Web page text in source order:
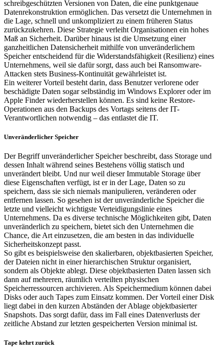
schreibgeschützten Versionen von Daten, die eine punktgenaue
Datenrekonstruktion ermöglichen. Das versetzt die Unternehmen in
die Lage, schnell und unkompliziert zu einem früheren Status
zurückzukehren. Diese Strategie verleiht Organisationen ein hohes
Maß an Sicherheit. Darüber hinaus ist die Umsetzung einer
ganzheitlichen Datensicherheit mithilfe von unveränderlichem
Speicher entscheidend für die Widerstandsfähigkeit (Resilienz) eines
Unternehmens, weil sie dafür sorgt, dass auch bei Ransomware-
Attacken stets Business-Kontinuität gewährleistet ist.
Ein weiterer Vorteil besteht darin, dass Benutzer verlorene oder
beschädigte Daten sogar selbständig im Windows Explorer oder im
Apple Finder wiederherstellen können. Es sind keine Restore-
Operationen aus den Backups des Vortags seitens der IT-
Verantwortlichen notwendig – das entlastet die IT.
Unveränderlicher Speicher
Der Begriff unveränderlicher Speicher beschreibt, dass Storage und
dessen Inhalt während seines Bestehens völlig statisch und
unverändert bleibt. Und nur weil dieser Immutable Storage über
diese Eigenschaften verfügt, ist er in der Lage, Daten so zu
speichern, dass sie sich niemals manipulieren, veränderen oder
entfernen lassen. So gesehen ist der unveränderliche Speicher die
letzte und vielleicht wichtigste Verteidigungslinie eines
Unternehmens. Da es diverse technische Möglichkeiten gibt, Daten
unveränderlich zu speichern, bietet sich den Unternehmen die
Chance, die Art einzusetzen, die am besten in das individuelle
Sicherheitskonzept passt.
So gibt es beispielsweise den skalierbaren, objektbasierten Speicher,
der Dateien nicht in einer hierarchischen Struktur organisiert,
sondern als Objekte ablegt. Diese objektbasierten Daten lassen sich
dann auf mehreren, räumlich verteilten physischen
Speicherressourcen archivieren. Als Speichermedium können dabei
Disks oder auch Tapes zum Einsatz kommen. Der Vorteil einer Disk
liegt dabei in den kurzen Abständen der Ablage objektbasierter
Snapshots. Das sorgt dafür, dass im Fall eines Datenverlusts der
zeitliche Abstand zur letzten gespeicherten Version minimal ist.
Tape kehrt zurück